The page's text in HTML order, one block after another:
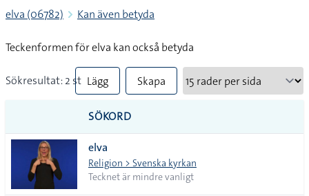
elva (06782) Kan även betyda
Teckenformen för elva kan också betyda
Sökresultat: 2 st Lägg
till
alla i
lista
Skapa
SÖKORD
elva
Religion > Svenska kyrkan
Tecknet är mindre vanligt